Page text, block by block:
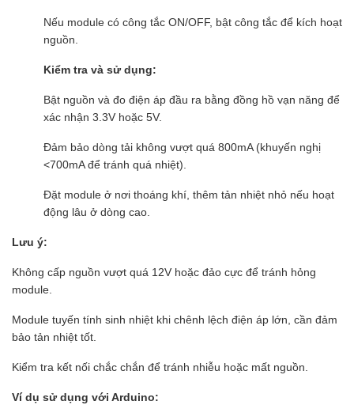
Nếu module có công tắc ON/OFF, bật công tắc để kích hoạt
nguồn.
Kiểm tra và sử dụng:
Bật nguồn và đo điện áp đầu ra bằng đồng hồ vạn năng để
xác nhận 3.3V hoặc 5V.
Đảm bảo dòng tải không vượt quá 800mA (khuyến nghị
<700mA để tránh quá nhiệt).
Đặt module ở nơi thoáng khí, thêm tản nhiệt nhỏ nếu hoạt
động lâu ở dòng cao.
Lưu ý:
Không cấp nguồn vượt quá 12V hoặc đảo cực để tránh hỏng
module.
Module tuyến tính sinh nhiệt khi chênh lệch điện áp lớn, cần đảm
bảo tản nhiệt tốt.
Kiểm tra kết nối chắc chắn để tránh nhiễu hoặc mất nguồn.
Ví dụ sử dụng với Arduino: